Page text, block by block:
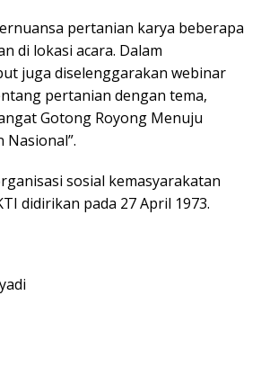
pertanian karya beberapa
di lokasi acara. Dalam
juga diselenggarakan webinar
pertanian dengan tema,
Gotong Royong Menuju
Nasional”.
sosial kemasyarakatan
didirikan pada 27 April 1973.